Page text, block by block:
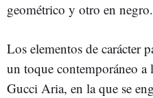
geométrico y otro en negro.
Los elementos de carácter
un toque contemporáneo
Gucci Aria, en la que se